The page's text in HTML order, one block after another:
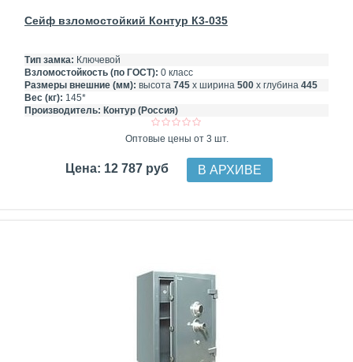
Сейф взломостойкий Контур К3-035
Тип замка: Ключевой
Взломостойкость (по ГОСТ): 0 класс
Размеры внешние (мм): высота 745 х ширина 500 х глубина 445
Вес (кг): 145*
Производитель: Контур (Россия)
Оптовые цены от 3 шт.
Цена: 12 787 руб В АРХИВЕ